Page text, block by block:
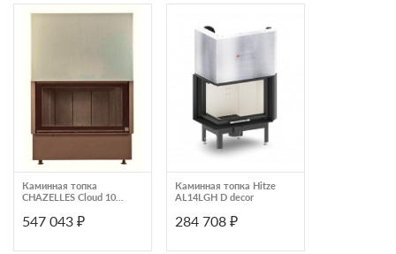
Каминная топка
CHAZELLES Cloud 100
547 043 ₽
Каминная топка Hitze
AL14LGH D decor
284 708 ₽